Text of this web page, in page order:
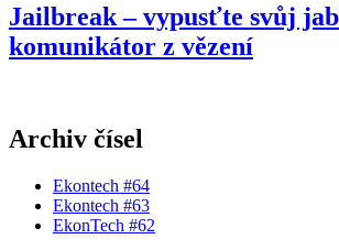
Jailbreak – vypusťte svůj
komunikátor z vězení
Archiv čísel
Ekontech #64
Ekontech #63
EkonTech #62